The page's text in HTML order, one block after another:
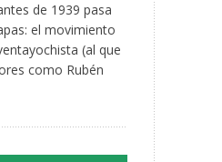
de 1939 pasa
el movimiento
(al que
como Rubén